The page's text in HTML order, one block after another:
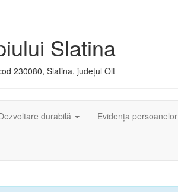
Slatina
230080, Slatina, județul Olt
durabilă Evidența persoanelor